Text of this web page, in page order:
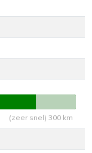
(zeer snel) 300 km